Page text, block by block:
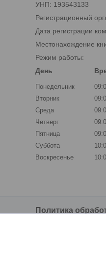
УНП: 193543133
Регистрационный
Дата регистрации
Местонахождение
Режим работы:
День
Понедельник
Вторник
Среда
Четверг
Пятница
Суббота
Воскресенье
Политика